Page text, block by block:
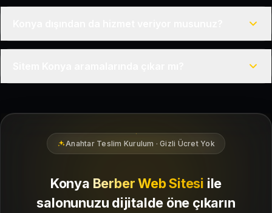
Konya bölgesindeki yerel müşterilerin sizi bulmasına
Anahtar Teslim Kurulum · Gizli Ücret Yok
Konya Berber Web Sitesi ile
salonunuzu dijitalde öne çıkarın